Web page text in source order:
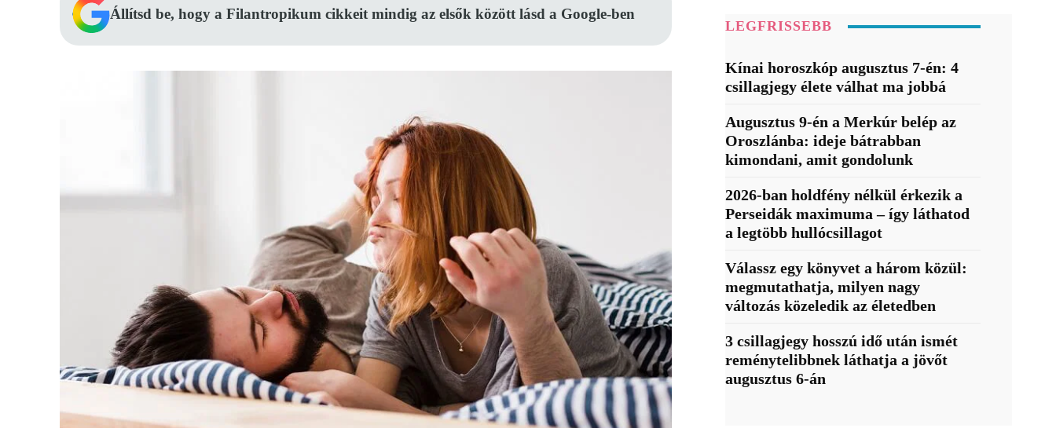
Állítsd be, hogy a Filantropikum cikkeit mindig az elsők között lásd a Google-ben
LEGFRISSEBB
Kínai horoszkóp augusztus 7-én: 4
csillagjegy élete válhat ma jobbá
Augusztus 9-én a Merkúr belép az
Oroszlánba: ideje bátrabban
kimondani, amit gondolunk
2026-ban holdfény nélkül érkezik a
Perseidák maximuma – így láthatod
a legtöbb hullócsillagot
Válassz egy könyvet a három közül:
megmutathatja, milyen nagy
változás közeledik az életedben
3 csillagjegy hosszú idő után ismét
reménytelibbnek láthatja a jövőt
augusztus 6-án